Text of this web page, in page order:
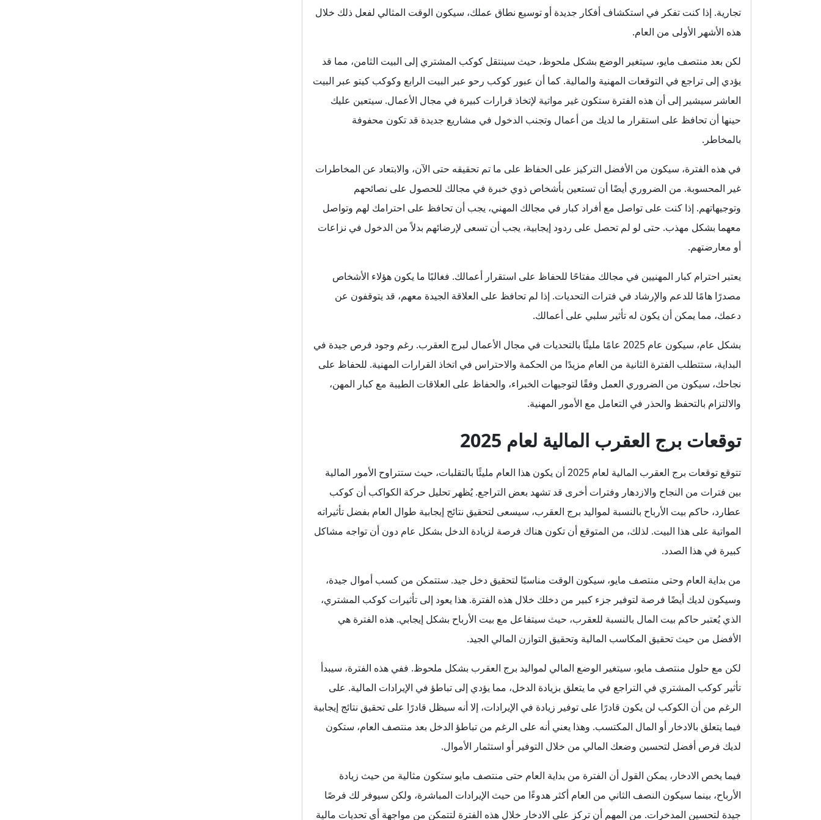
تجارية. إذا كنت تفكر في استكشاف أفكار جديدة أو توسيع نطاق عملك، سيكون الوقت المثالي لفعل ذلك خلال
هذه الأشهر الأولى من العام.
لكن بعد منتصف مايو، سيتغير الوضع بشكل ملحوظ، حيث سينتقل كوكب المشتري إلى البيت الثامن، مما قد
يؤدي إلى تراجع في التوقعات المهنية والمالية. كما أن عبور كوكب رحو عبر البيت الرابع وكوكب كيتو عبر البيت
العاشر سيشير إلى أن هذه الفترة ستكون غير مواتية لإتخاذ قرارات كبيرة في مجال الأعمال. سيتعين عليك
حينها أن تحافظ على استقرار ما لديك من أعمال وتجنب الدخول في مشاريع جديدة قد تكون محفوفة
بالمخاطر.
في هذه الفترة، سيكون من الأفضل التركيز على الحفاظ على ما تم تحقيقه حتى الآن، والابتعاد عن المخاطرات
غير المحسوبة. من الضروري أيضًا أن تستعين بأشخاص ذوي خبرة في مجالك للحصول على نصائحهم
وتوجيهاتهم. إذا كنت على تواصل مع أفراد كبار في مجالك المهني، يجب أن تحافظ على احترامك لهم وتواصل
معهما بشكل مهذب. حتى لو لم تحصل على ردود إيجابية، يجب أن تسعى لإرضائهم بدلاً من الدخول في نزاعات
أو معارضتهم.
يعتبر احترام كبار المهنيين في مجالك مفتاحًا للحفاظ على استقرار أعمالك. فغالبًا ما يكون هؤلاء الأشخاص
مصدرًا هامًا للدعم والإرشاد في فترات التحديات. إذا لم تحافظ على العلاقة الجيدة معهم، قد يتوقفون عن
دعمك، مما يمكن أن يكون له تأثير سلبي على أعمالك.
بشكل عام، سيكون عام 2025 عامًا مليئًا بالتحديات في مجال الأعمال لبرج العقرب. رغم وجود فرص جيدة في
البداية، ستتطلب الفترة الثانية من العام مزيدًا من الحكمة والاحتراس في اتخاذ القرارات المهنية. للحفاظ على
نجاحك، سيكون من الضروري العمل وفقًا لتوجيهات الخبراء، والحفاظ على العلاقات الطيبة مع كبار المهن،
والالتزام بالتحفظ والحذر في التعامل مع الأمور المهنية.
توقعات برج العقرب المالية لعام 2025
تتوقع توقعات برج العقرب المالية لعام 2025 أن يكون هذا العام مليئًا بالتقلبات، حيث ستتراوح الأمور المالية
بين فترات من النجاح والازدهار وفترات أخرى قد تشهد بعض التراجع. يُظهر تحليل حركة الكواكب أن كوكب
عطارد، حاكم بيت الأرباح بالنسبة لمواليد برج العقرب، سيسعى لتحقيق نتائج إيجابية طوال العام بفضل تأثيراته
المواتية على هذا البيت. لذلك، من المتوقع أن تكون هناك فرصة لزيادة الدخل بشكل عام دون أن تواجه مشاكل
كبيرة في هذا الصدد.
من بداية العام وحتى منتصف مايو، سيكون الوقت مناسبًا لتحقيق دخل جيد. ستتمكن من كسب أموال جيدة،
وسيكون لديك أيضًا فرصة لتوفير جزء كبير من دخلك خلال هذه الفترة. هذا يعود إلى تأثيرات كوكب المشتري،
الذي يُعتبر حاكم بيت المال بالنسبة للعقرب، حيث سيتفاعل مع بيت الأرباح بشكل إيجابي. هذه الفترة هي
الأفضل من حيث تحقيق المكاسب المالية وتحقيق التوازن المالي الجيد.
لكن مع حلول منتصف مايو، سيتغير الوضع المالي لمواليد برج العقرب بشكل ملحوظ. ففي هذه الفترة، سيبدأ
تأثير كوكب المشتري في التراجع في ما يتعلق بزيادة الدخل، مما يؤدي إلى تباطؤ في الإيرادات المالية. على
الرغم من أن الكوكب لن يكون قادرًا على توفير زيادة في الإيرادات، إلا أنه سيظل قادرًا على تحقيق نتائج إيجابية
فيما يتعلق بالادخار أو المال المكتسب. وهذا يعني أنه على الرغم من تباطؤ الدخل بعد منتصف العام، ستكون
لديك فرص أفضل لتحسين وضعك المالي من خلال التوفير أو استثمار الأموال.
فيما يخص الادخار، يمكن القول أن الفترة من بداية العام حتى منتصف مايو ستكون مثالية من حيث زيادة
الأرباح، بينما سيكون النصف الثاني من العام أكثر هدوءًا من حيث الإيرادات المباشرة، ولكن سيوفر لك فرصًا
جيدة لتحسين المدخرات. من المهم أن تركز على الادخار خلال هذه الفترة لتتمكن من مواجهة أي تحديات مالية